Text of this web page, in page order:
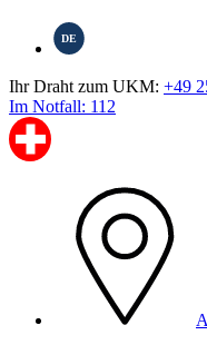
DE
Ihr Draht zum UKM: +49
Im Notfall: 112